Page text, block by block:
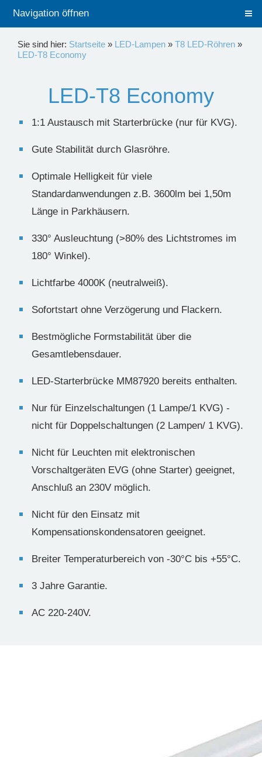
Navigation öffnen
Sie sind hier: Startseite » LED-Lampen » T8 LED-Röhren »
LED-T8 Economy
LED-T8 Economy
1:1 Austausch mit Starterbrücke (nur für KVG).
Gute Stabilität durch Glasröhre.
Optimale Helligkeit für viele
Standardanwendungen z.B. 3600lm bei 1,50m
Länge in Parkhäusern.
330° Ausleuchtung (>80% des Lichtstromes im
180° Winkel).
Lichtfarbe 4000K (neutralweiß).
Sofortstart ohne Verzögerung und Flackern.
Bestmögliche Formstabilität über die
Gesamtlebensdauer.
LED-Starterbrücke MM87920 bereits enthalten.
Nur für Einzelschaltungen (1 Lampe/1 KVG) -
nicht für Doppelschaltungen (2 Lampen/ 1 KVG).
Nicht für Leuchten mit elektronischen
Vorschaltgeräten EVG (ohne Starter) geeignet,
Anschluß an 230V möglich.
Nicht für den Einsatz mit
Kompensationskondensatoren geeignet.
Breiter Temperaturbereich von -30°C bis +55°C.
3 Jahre Garantie.
AC 220-240V.